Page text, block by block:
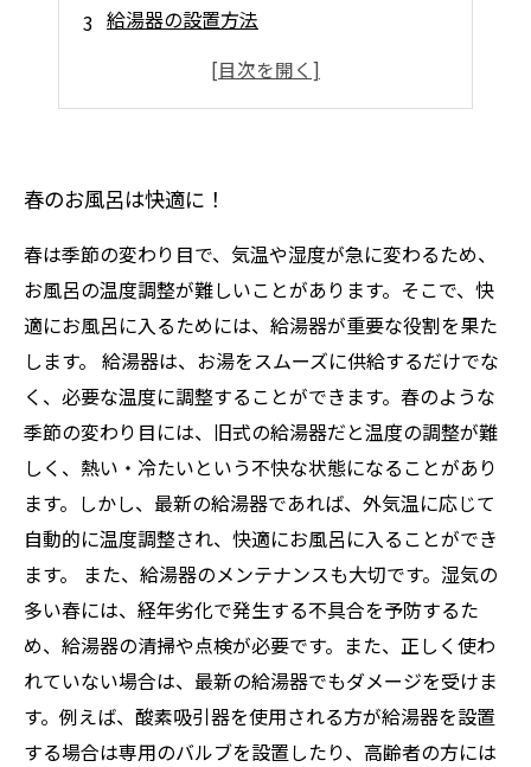
給湯器の設置方法
効率良く使用するためのコツ
春のお風呂は快適に！
春は季節の変わり目で、気温や湿度が急に変わるため、
お風呂の温度調整が難しいことがあります。そこで、快
適にお風呂に入るためには、給湯器が重要な役割を果た
します。 給湯器は、お湯をスムーズに供給するだけでな
く、必要な温度に調整することができます。春のような
季節の変わり目には、旧式の給湯器だと温度の調整が難
しく、熱い・冷たいという不快な状態になることがあり
ます。しかし、最新の給湯器であれば、外気温に応じて
自動的に温度調整され、快適にお風呂に入ることができ
ます。 また、給湯器のメンテナンスも大切です。湿気の
多い春には、経年劣化で発生する不具合を予防するた
め、給湯器の清掃や点検が必要です。また、正しく使わ
れていない場合は、最新の給湯器でもダメージを受けま
す。例えば、酸素吸引器を使用される方が給湯器を設置
する場合は専用のバルブを設置したり、高齢者の方には